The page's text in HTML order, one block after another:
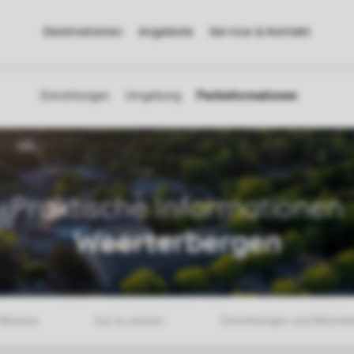
Destinationen Angebote Service & Kontakt